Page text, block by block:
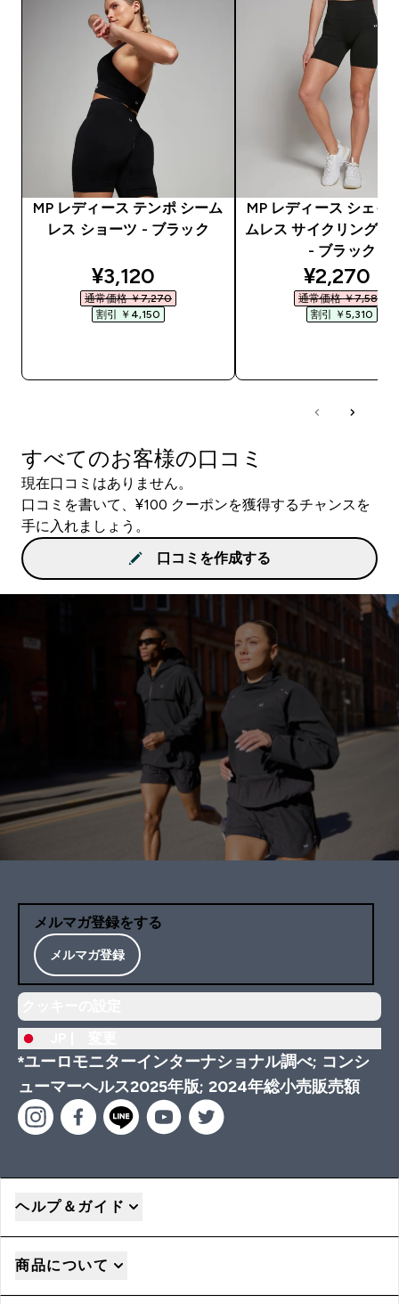
MP レディース テンポ シーム
レス ショーツ - ブラック
discounted price
¥3,120‎
通常価格 ￥7,270‎
割引 ￥4,150‎
MP レディース シェイ
ムレス サイクリング
- ブラック
¥2,270‎
通常価格 ￥7,580‎
割引 ￥5,310‎
すべてのお客様の口コミ
現在口コミはありません。
口コミを書いて、¥100 クーポンを獲得するチャンスを
手に入れましょう。
口コミを作成する
メルマガ登録をする
メルマガ登録
*ユーロモニターインターナショナル調べ; コンシ
ューマーヘルス2025年版; 2024年総小売販売額
ヘルプ＆ガイド
商品について